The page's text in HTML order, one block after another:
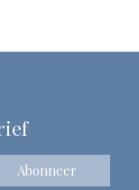
Abonneer